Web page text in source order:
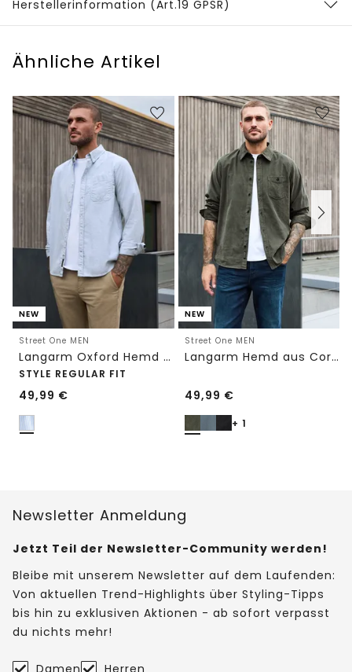
Herstellerinformation (Art.19 GPSR)
Ähnliche Artikel
NEW
Street One MEN
Langarm Oxford Hemd mit Streifenmuster
STYLE REGULAR FIT
49,99 €
NEW
Street One MEN
Langarm Hemd aus Cord in Unifarbe
49,99 €
+ 1
Newsletter Anmeldung
Jetzt Teil der Newsletter-Community werden!
Bleibe mit unserem Newsletter auf dem Laufenden:
Von aktuellen Trend-Highlights über Styling-Tipps
bis hin zu exklusiven Aktionen - ab sofort verpasst
du nichts mehr!